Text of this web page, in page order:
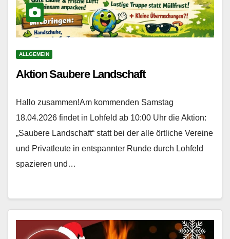
ALLGEMEIN
Aktion Saubere Landschaft
Hallo zusammen!Am kommenden Samstag
18.04.2026 findet in Lohfeld ab 10:00 Uhr die Aktion:
„Saubere Landschaft“ statt bei der alle örtliche Vereine
und Privatleute in entspannter Runde durch Lohfeld
spazieren und…